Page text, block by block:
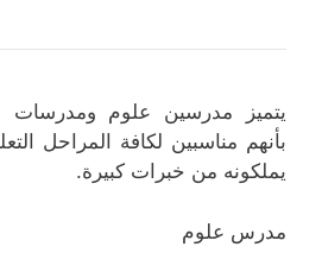
يتميز مدرسين علوم ومدرسات
بأنهم مناسبين لكافة المراحل
يملكونه من خبرات كبيرة.
مدرس علوم